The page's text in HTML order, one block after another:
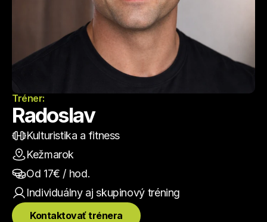
Tréner:
Radoslav
Kulturistika a fitness
Kežmarok
Od 17€ / hod.
Individuálny aj skupinový tréning
Kontaktovať trénera